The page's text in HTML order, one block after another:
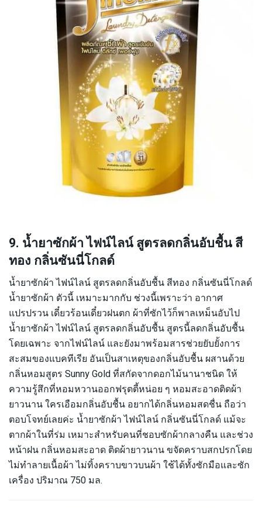
9. น้ำยาซักผ้า ไฟน์ไลน์ สูตรลดกลิ่นอับชื้น สี
ทอง กลิ่นซันนี่โกลด์
น้ำยาซักผ้า ไฟน์ไลน์ สูตรลดกลิ่นอับชื้น สีทอง กลิ่นซันนี่โกลด์
น้ำยาซักผ้า ตัวนี้ เหมาะมากกับ ช่วงนี้เพราะว่า อากาศ
แปรปรวน เดี๋ยวร้อนเดี๋ยวฝนตก ผ้าที่ซักไว้ก็พาลเหม็นอับไป
น้ำยาซักผ้า ไฟน์ไลน์ สูตรลดกลิ่นอับชื้น สูตรนี้ลดกลิ่นอับชื้น
โดยเฉพาะ จากไฟน์ไลน์ และยังมาพร้อมสารช่วยยับยั้งการ
สะสมของแบคทีเรีย อันเป็นสาเหตุของกลิ่นอับชื้น ผสานด้วย
กลิ่นหอมสูตร Sunny Gold ที่สกัดจากดอกไม้นานาชนิด ให้
ความรู้สึกที่หอมหวานออกฟรุตตี้หน่อย ๆ หอมสะอาดติดผ้า
ยาวนาน ใครเอือมกลิ่นอับชื้น อยากได้กลิ่นหอมสดชื่น ถือว่า
ตอบโจทย์เลยค่ะ น้ำยาซักผ้า ไฟน์ไลน์ กลิ่นซันนี่โกลด์ แม้จะ
ตากผ้าในที่ร่ม เหมาะสำหรับคนที่ชอบซักผ้ากลางคืน และช่วง
หน้าฝน กลิ่นหอมสะอาด ติดผ้ายาวนาน ขจัดคราบสกปรกโดย
ไม่ทำลายเนื้อผ้า ไม่ทิ้งคราบขาวบนผ้า ใช้ได้ทั้งซักมือและซัก
เครื่อง ปริมาณ 750 มล.